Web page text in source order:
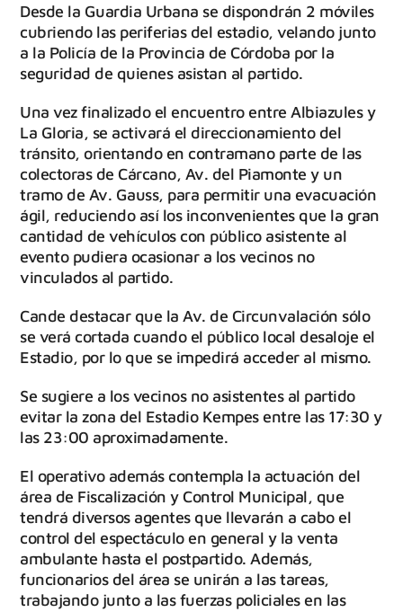
Desde la Guardia Urbana se dispondrán 2 móviles
cubriendo las periferias del estadio, velando junto
a la Policía de la Provincia de Córdoba por la
seguridad de quienes asistan al partido.
Una vez finalizado el encuentro entre Albiazules y
La Gloria, se activará el direccionamiento del
tránsito, orientando en contramano parte de las
colectoras de Cárcano, Av. del Piamonte y un
tramo de Av. Gauss, para permitir una evacuación
ágil, reduciendo así los inconvenientes que la gran
cantidad de vehículos con público asistente al
evento pudiera ocasionar a los vecinos no
vinculados al partido.
Cande destacar que la Av. de Circunvalación sólo
se verá cortada cuando el público local desaloje el
Estadio, por lo que se impedirá acceder al mismo.
Se sugiere a los vecinos no asistentes al partido
evitar la zona del Estadio Kempes entre las 17:30 y
las 23:00 aproximadamente.
El operativo además contempla la actuación del
área de Fiscalización y Control Municipal, que
tendrá diversos agentes que llevarán a cabo el
control del espectáculo en general y la venta
ambulante hasta el postpartido. Además,
funcionarios del área se unirán a las tareas,
trabajando junto a las fuerzas policiales en las